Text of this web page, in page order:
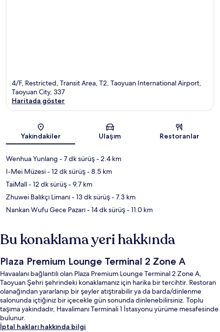
4/F, Restricted, Transit Area, T2, Taoyuan International Airport,
Taoyuan City, 337
Haritada göster
Yakındakiler Ulaşım Restoranlar
Wenhua Yunlang - 7 dk sürüş- 2.4 km
I-Mei Müzesi- 12 dk sürüş- 8.5 km
TaiMall- 12 dk sürüş- 9.7 km
Zhuwei Balıkçı Limanı- 13 dk sürüş- 7.3 km
Nankan Wufu Gece Pazarı- 14 dk sürüş- 11.0 km
Bu konaklama yeri hakkında
Plaza Premium Lounge Terminal 2 Zone A
Havaalanı bağlantılı olan Plaza Premium Lounge Terminal 2 Zone A,
Taoyuan Şehri şehrindeki konaklamanız için harika bir tercihtir. Restoran
olanağından yararlanıp bir şeyler atıştırabilir ya da barda/dinlenme
salonunda içtiğiniz bir içecekle gün sonunda dinlenebilirsiniz. Toplu
taşıma yakındadır, Havalimanı Terminali 1 İstasyonu yürüme mesafesinde
bulunur.
İptal hakları hakkında bilgi